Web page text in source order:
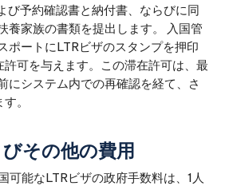
び予約確認書と納付書、ならびに同
養家族の書類を提出します。 入国管
ポートにLTRビザのスタンプを押印
許可を与えます。この滞在許可は、最
にシステム内での再確認を経て、さ
。
その他の費用
可能なLTRビザの政府手数料は、1人